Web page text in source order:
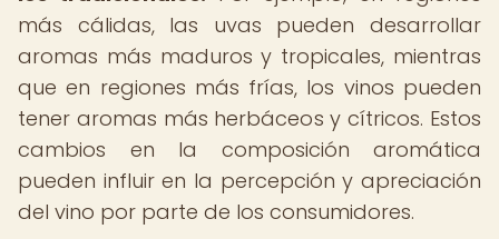
más cálidas, las uvas pueden desarrollar
aromas más maduros y tropicales, mientras
que en regiones más frías, los vinos pueden
tener aromas más herbáceos y cítricos. Estos
cambios en la composición aromática
pueden influir en la percepción y apreciación
del vino por parte de los consumidores.